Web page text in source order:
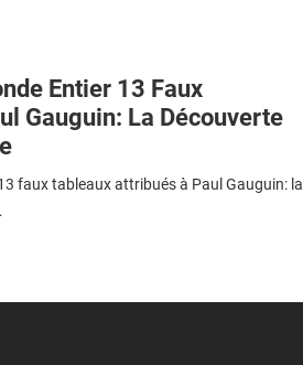
Entier 13 Faux
Gauguin: La Découverte
faux tableaux attribués à Paul Gauguin: la